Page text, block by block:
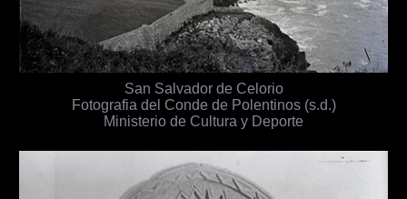
San Salvador de Celorio
Fotografia del Conde de Polentinos (s.d.)
Ministerio de Cultura y Deporte